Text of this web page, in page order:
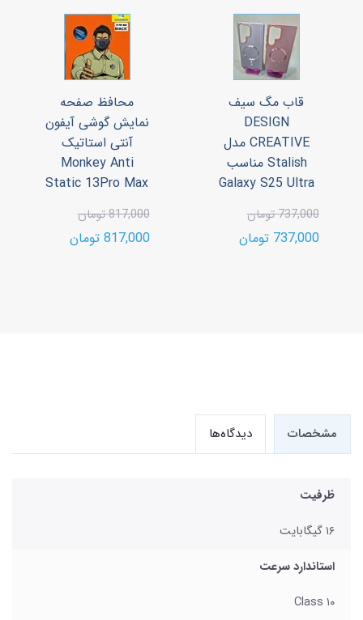
قاب مگ سیف
DESIGN
CREATIVE مدل
Stalish مناسب
Galaxy S25 Ultra
737,000 تومان
737,000 تومان
محافظ صفحه
نمایش گوشی آیفون
آنتی استاتیک
Monkey Anti
Static 13Pro Max
817,000 تومان
817,000 تومان
مشخصات دیدگاه‌ها
ظرفیت
۱۶ گیگابایت
استاندارد سرعت
Class ۱۰